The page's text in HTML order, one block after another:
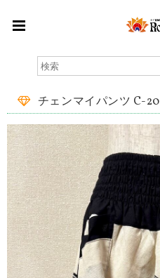
チェンマイパンツ C-20